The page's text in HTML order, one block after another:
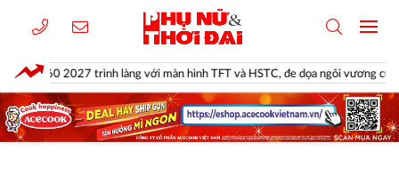
trình làng với màn hình TFT và HSTC, đe dọa ngôi vương của Yamaha NVX